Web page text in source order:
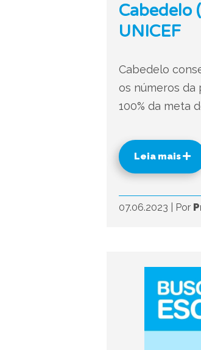
Cabedelo
UNICEF
Cabedelo
os números da
100% da meta
Leia mais
07.06.2023 Por